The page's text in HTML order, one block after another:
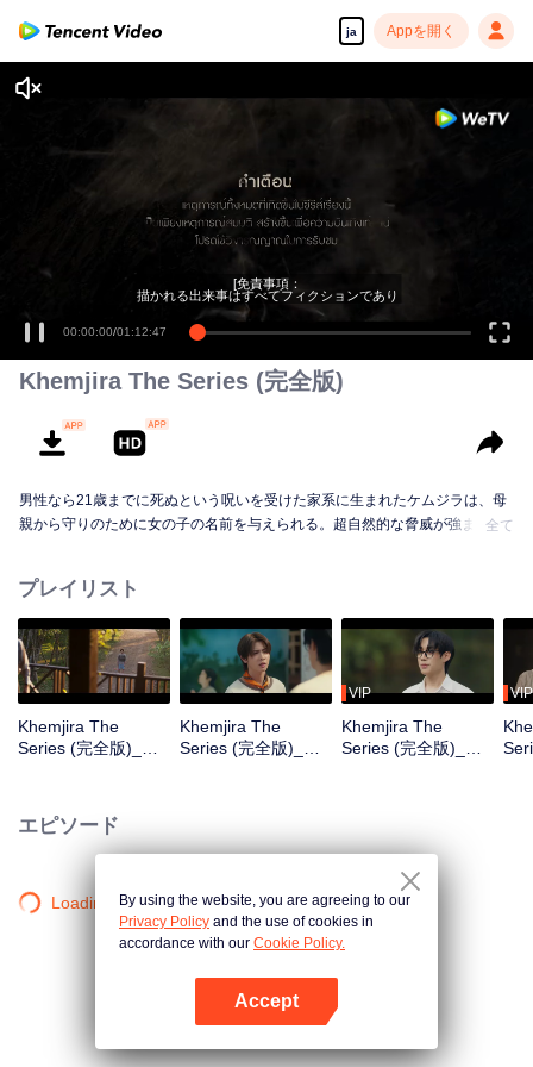
ja Appを開く
00:00:00/01:12:47
[免責事項：
描かれる出来事はすべてフィクションであり
Khemjira The Series (完全版)
男性なら21歳までに死ぬという呪いを受けた家系に生まれたケムジラは、母
親から守りのために女の子の名前を与えられる。超自然的な脅威が強まる全て
プレイリスト
Khemjira The
Series (完全版)_第
Khemjira The
Series (完全版)_第
VIP
Khemjira The
Series (完全版)_第
VIP
エピソード
Loading…By using the website, you are agreeing to our
Privacy Policy and the use of cookies in
accordance with our Cookie Policy.
Accept